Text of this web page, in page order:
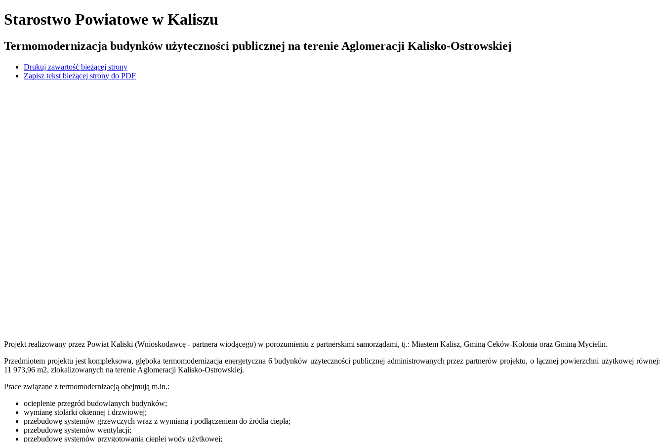
Starostwo Powiatowe w Kaliszu
Termomodernizacja budynków użyteczności publicznej na terenie Aglomeracji Kalisko-Ostrowskiej
Drukuj zawartość bieżącej strony
Zapisz tekst bieżącej strony do PDF
Projekt realizowany przez Powiat Kaliski (Wnioskodawcę - partnera wiodącego) w porozumieniu z partnerskimi samorządami, tj.: Miastem Kalisz, Gminą Ceków-Kolonia oraz Gminą Mycielin.
Przedmiotem projektu jest kompleksowa, głęboka termomodernizacja energetyczna 6 budynków użyteczności publicznej administrowanych przez partnerów projektu, o łącznej powierzchni użytkowej równej:
11 973,96 m2, zlokalizowanych na terenie Aglomeracji Kalisko-Ostrowskiej.
Prace związane z termomodernizacją obejmują m.in.:
ocieplenie przegród budowlanych budynków;
wymianę stolarki okiennej i drzwiowej;
przebudowę systemów grzewczych wraz z wymianą i podłączeniem do źródła ciepła;
przebudowę systemów wentylacji;
przebudowę systemów przygotowania ciepłej wody użytkowej;